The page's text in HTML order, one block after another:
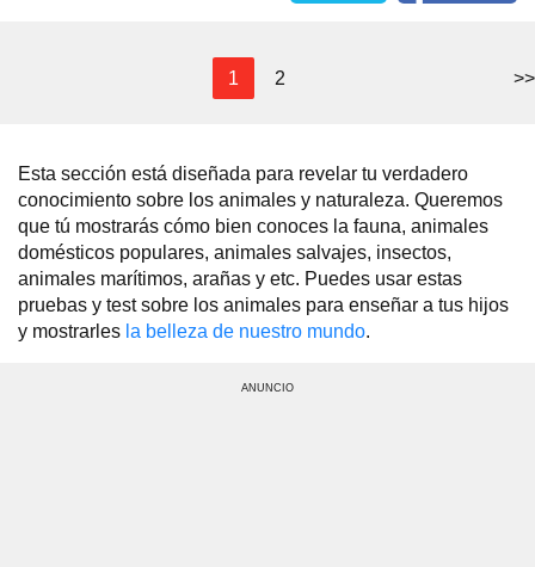
1 2 >>
Esta sección está diseñada para revelar tu verdadero
conocimiento sobre los animales y naturaleza. Queremos
que tú mostrarás cómo bien conoces la fauna, animales
domésticos populares, animales salvajes, insectos,
animales marítimos, arañas y etc. Puedes usar estas
pruebas y test sobre los animales para enseñar a tus hijos
y mostrarles la belleza de nuestro mundo.
ANUNCIO